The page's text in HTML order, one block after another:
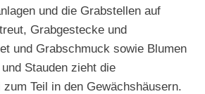
und die Grabstellen auf
Grabgestecke und
und Grabschmuck sowie Blumen
Stauden zieht die
Teil in den Gewächshäusern.